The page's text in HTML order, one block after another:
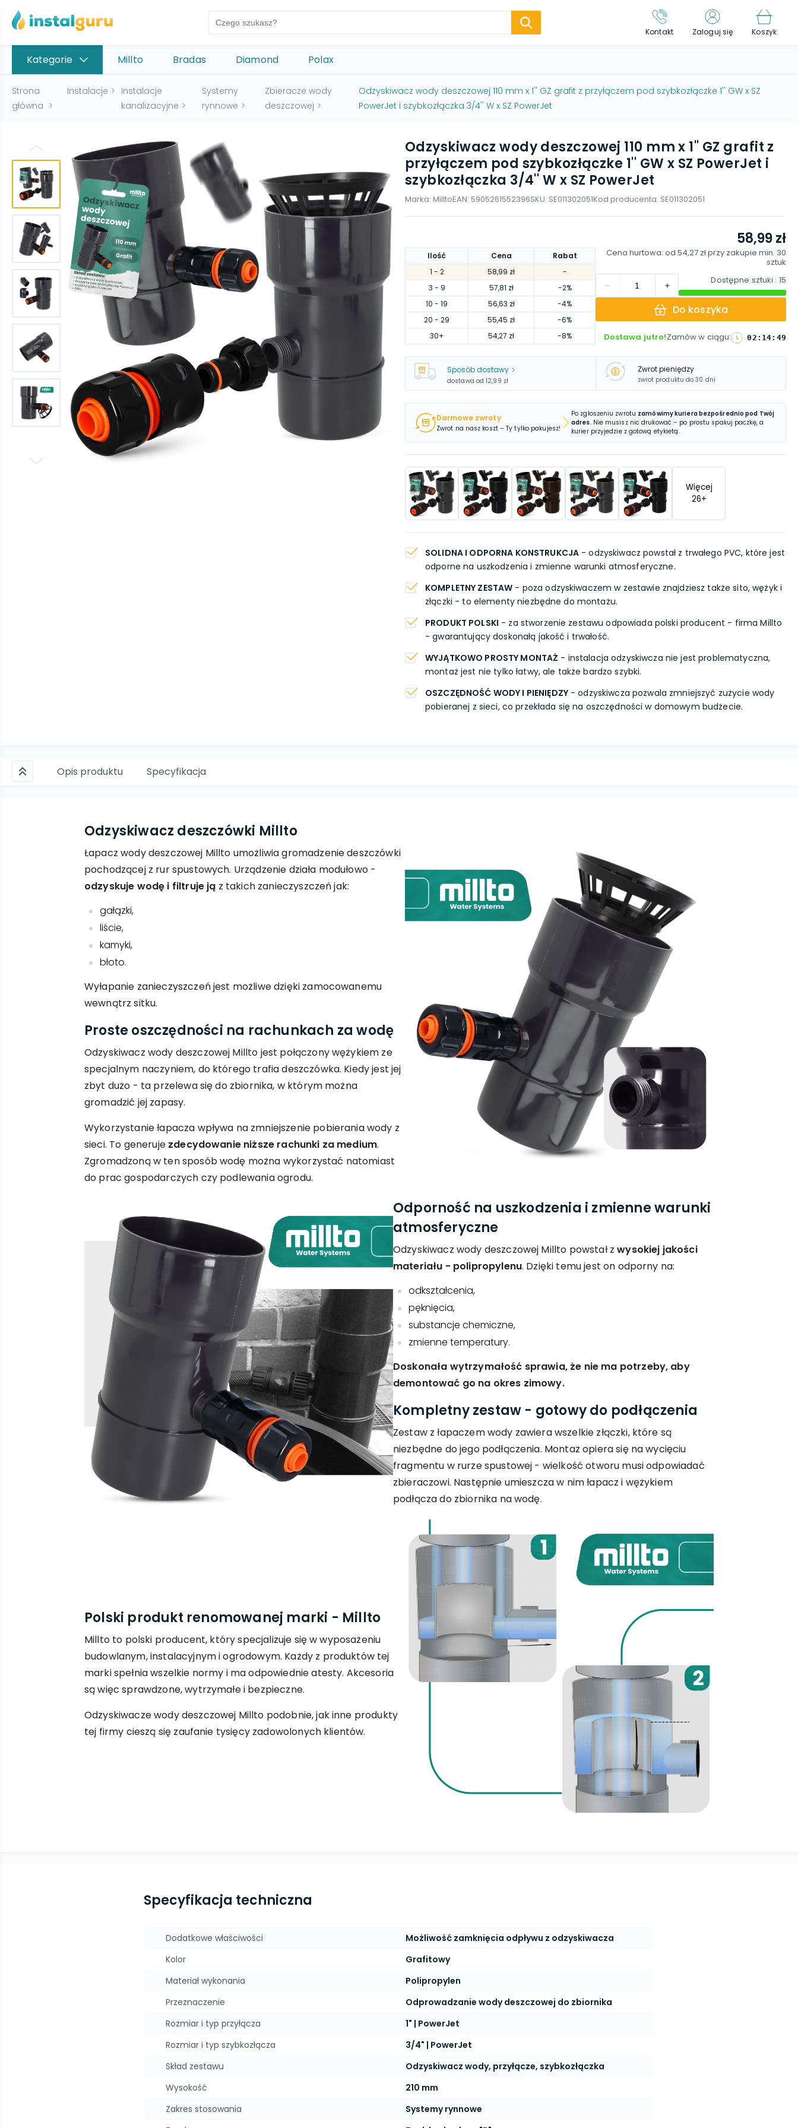
Kontakt Zaloguj się Koszyk
Kategorie Millto Bradas Diamond Polax
Strona
główna >
Instalacje > Instalacje
kanalizacyjne >
Systemy
rynnowe >
Zbieracze wody
deszczowej >
Odzyskiwacz wody deszczowej 110 mm x 1'' GZ grafit z przyłączem pod szybkozłączke 1'' GW x SZ
PowerJet i szybkozłączka 3/4'' W x SZ PowerJet
Odzyskiwacz wody deszczowej 110 mm x 1'' GZ grafit z
przyłączem pod szybkozłączke 1'' GW x SZ PowerJet i
szybkozłączka 3/4'' W x SZ PowerJet
Marka: MilltoEAN: 5905261552396SKU: SE011302051Kod producenta: SE011302051
Ilość Cena
Rabat
1 - 2 58,99 zł
-
3 - 9 57,81 zł
-2%
10 - 19 56,63 zł
-4%
20 - 29 55,45 zł
-6%
30+ 54,27 zł -8%
58,99 zł
Cena hurtowa: od 54,27 złprzy zakupie min. 30
sztuk
Dostępne sztuki : 15
Do koszyka
Dostawa jutro!Zamów w ciągu: 02 : 14: 48
Sposób dostawy
dostawa od 12,99 zł
Zwrot pieniędzy
zwrot produktu do 30 dni
Darmowe zwroty
Zwrot na nasz koszt – Ty tylko pakujesz!
Po zgłoszeniu zwrotu zamówimy kuriera bezpośrednio pod Twój
adres. Nie musisz nic drukować – po prostu spakuj paczkę, a
kurier przyjedzie z gotową etykietą.
Więcej
26+
SOLIDNA I ODPORNA KONSTRUKCJA - odzyskiwacz powstał z trwałego PVC, które jest
odporne na uszkodzenia i zmienne warunki atmosferyczne.
KOMPLETNY ZESTAW - poza odzyskiwaczem w zestawie znajdziesz także sito, wężyk i
złączki - to elementy niezbędne do montażu.
PRODUKT POLSKI - za stworzenie zestawu odpowiada polski producent - firma Millto
- gwarantujący doskonałą jakość i trwałość.
WYJĄTKOWO PROSTY MONTAŻ - instalacja odzyskiwcza nie jest problematyczna,
montaż jest nie tylko łatwy, ale także bardzo szybki.
OSZCZĘDNOŚĆ WODY I PIENIĘDZY- odzyskiwcza pozwala zmniejszyć zużycie wody
pobieranej z sieci, co przekłada się na oszczędności w domowym budżecie.
Opis produktu Specyfikacja
Odzyskiwacz deszczówki Millto
Łapacz wody deszczowej Millto umożliwia gromadzenie deszczówki
pochodzącej z rur spustowych. Urządzenie działa modułowo -
odzyskuje wodę i filtruje ją z takich zanieczyszczeń jak:
gałązki,
liście,
kamyki,
błoto.
Wyłapanie zanieczyszczeń jest możliwe dzięki zamocowanemu
wewnątrz sitku.
Proste oszczędności na rachunkach za wodę
Odzyskiwacz wody deszczowej Millto jest połączony wężykiem ze
specjalnym naczyniem, do którego trafia deszczówka. Kiedy jest jej
zbyt dużo - ta przelewa się do zbiornika, w którym można
gromadzić jej zapasy.
Wykorzystanie łapacza wpływa na zmniejszenie pobierania wody z
sieci. To generuje zdecydowanie niższe rachunki za medium.
Zgromadzoną w ten sposób wodę można wykorzystać natomiast
do prac gospodarczych czy podlewania ogrodu.
Odporność na uszkodzenia i zmienne warunki
atmosferyczne
Odzyskiwacz wody deszczowej Millto powstał zwysokiej jakości
materiału - polipropylenu. Dzięki temu jest on odporny na:
odkształcenia,
pęknięcia,
substancje chemiczne,
zmienne temperatury.
Doskonała wytrzymałość sprawia, że nie ma potrzeby, aby
demontować go na okres zimowy.
Kompletny zestaw - gotowy do podłączenia
Zestaw z łapaczem wody zawiera wszelkie złączki, które są
niezbędne do jego podłączenia. Montaż opiera się na wycięciu
fragmentu w rurze spustowej - wielkość otworu musi odpowiadać
zbieraczowi. Następnie umieszcza w nim łapacz i wężykiem
podłącza do zbiornika na wodę.
Polski produkt renomowanej marki - Millto
Millto to polski producent, który specjalizuje się w wyposażeniu
budowlanym, instalacyjnym i ogrodowym. Każdy z produktów tej
marki spełnia wszelkie normy i ma odpowiednie atesty. Akcesoria
są więc sprawdzone, wytrzymałe i bezpieczne.
Odzyskiwacze wody deszczowej Millto podobnie, jak inne produkty
tej firmy cieszą się zaufanie tysięcy zadowolonych klientów.
Specyfikacja techniczna
Dodatkowe właściwości
Możliwość zamknięcia odpływu z odzyskiwacza
Kolor
Grafitowy
Materiał wykonania
Polipropylen
Przeznaczenie
Odprowadzanie wody deszczowej do zbiornika
Rozmiar i typ przyłącza
1" | PowerJet
Rozmiar i typ szybkozłącza
3/4" | PowerJet
Skład zestawu
Odzyskiwacz wody, przyłącze, szybkozłączka
Wysokość
210 mm
Zakres stosowania
Systemy rynnowe